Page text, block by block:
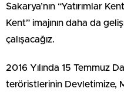
Sakarya’nın “Yatırımlar
Kent” imajının daha da
çalışacağız.
2016 Yılında 15 Temmuz
teröristlerinin Devletimize,